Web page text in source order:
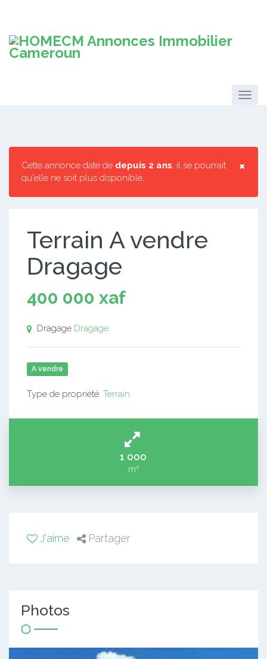
×
Cette annonce date de depuis 2 ans, il se pourrait
qu'elle ne soit plus disponible.
Terrain A vendre
Dragage
400 000 xaf
Dragage Dragage
A vendre
Type de propriété: Terrain
1 000
m²
J'aime Partager
Photos